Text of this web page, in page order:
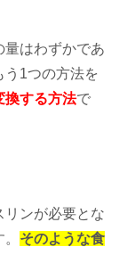
量はわずかであ
う1つの方法を
換する方法で
リンが必要とな
そのような食